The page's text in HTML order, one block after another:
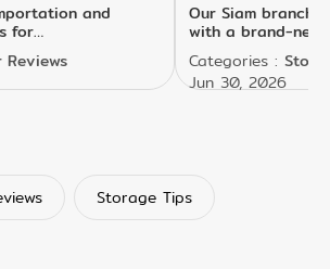
and
for
dietary
medical devices in
requirements.
Reviews
Our Siam branch
with a brand-new
even more
range of sizes to
needs.
Categories :
Jun 30, 2026
Storage Tips